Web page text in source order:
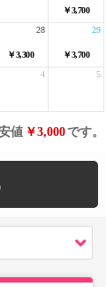
￥3,700
￥3,300
28
￥3,700
29
4 5
値 ￥3,000です。